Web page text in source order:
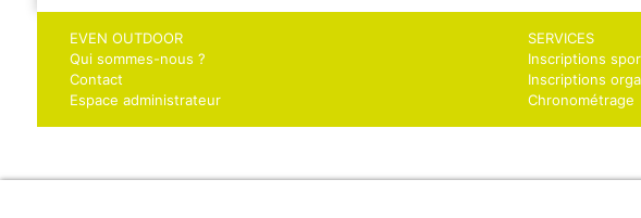
EVEN OUTDOOR
Qui sommes-nous ?
Contact
Espace administrateur
SERVICES
Inscriptions
Inscriptions
Chronométrage